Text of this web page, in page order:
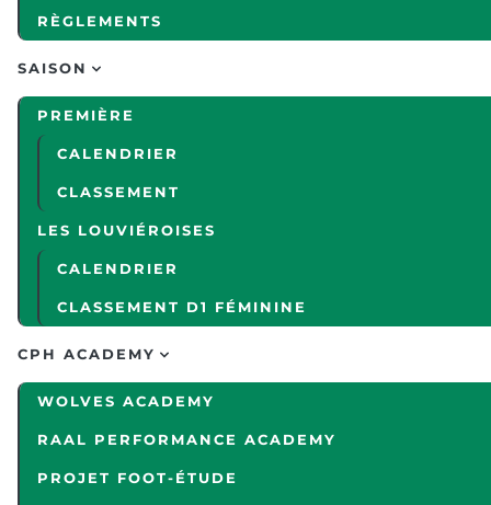
RÈGLEMENTS
SAISON
PREMIÈRE
CALENDRIER
CLASSEMENT
LES LOUVIÉROISES
CALENDRIER
CLASSEMENT D1 FÉMININE
CPH ACADEMY
WOLVES ACADEMY
RAAL PERFORMANCE ACADEMY
PROJET FOOT-ÉTUDE